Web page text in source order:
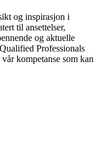
og inspirasjon i
til ansettelser,
og aktuelle
Professionals
kompetanse som kan